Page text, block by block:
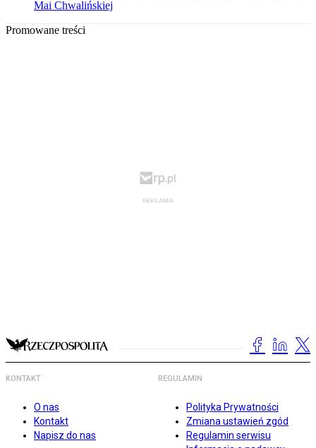
Mai Chwalińskiej
Promowane treści
KONTAKT
O nas
Kontakt
Napisz do nas
REGULAMIN
Polityka Prywatności
Zmiana ustawień zgód
Regulamin serwisu